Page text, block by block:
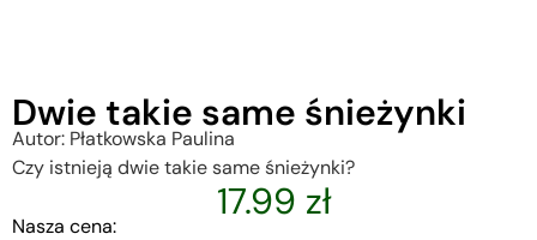
Dwie takie same śnieżynki
Autor: Płatkowska Paulina
Czy istnieją dwie takie same śnieżynki?
Nasza cena:
17.99 zł